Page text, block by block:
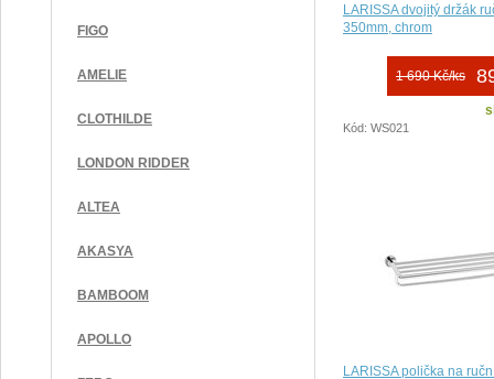
FIGO
AMELIE
CLOTHILDE
LONDON RIDDER
ALTEA
AKASYA
BAMBOOM
APOLLO
LARISSA dvojitý držák
350mm, chrom
1 690 Kč/ks
Kód: WS021
LARISSA polička na